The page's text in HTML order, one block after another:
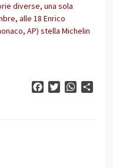
diverse, una sola
alle 18 Enrico
AP) stella Michelin
FacebookTwitter